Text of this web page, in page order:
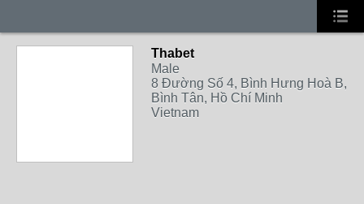
Thabet
Male
8 Đường Số 4, Bình Hưng Hoà B,
Bình Tân, Hồ Chí Minh
Vietnam